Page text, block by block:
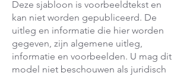
Deze sjabloon is voorbeeldtekst en
kan niet worden gepubliceerd. De
uitleg en informatie die hier worden
gegeven, zijn algemene uitleg,
informatie en voorbeelden. U mag dit
model niet beschouwen als juridisch